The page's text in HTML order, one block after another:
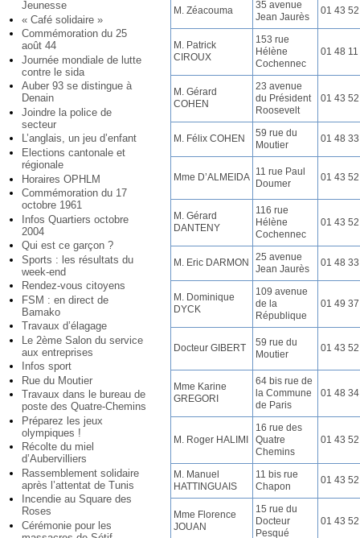
Jeunesse
« Café solidaire »
Commémoration du 25
août 44
Journée mondiale de lutte
contre le sida
Auber 93 se distingue à
Denain
Joindre la police de
secteur
L’anglais, un jeu d’enfant
Elections cantonale et
régionale
Horaires OPHLM
Commémoration du 17
octobre 1961
Infos Quartiers octobre
2004
Qui est ce garçon ?
Sports : les résultats du
week-end
Rendez-vous citoyens
FSM : en direct de
Bamako
Travaux d’élagage
Le 2ème Salon du service
aux entreprises
Infos sport
Rue du Moutier
Travaux dans le bureau de
poste des Quatre-Chemins
Préparez les jeux
olympiques !
Récolte du miel
d’Aubervilliers
Rassemblement solidaire
après l’attentat de Tunis
Incendie au Square des
Roses
Cérémonie pour les
M. Zéacouma
35 avenue
Jean Jaurès
01 43
M. Patrick
CIROUX
153 rue
Hélène
Cochennec
01 48
M. Gérard
COHEN
23 avenue
du Président
Roosevelt
01 43
M. Félix COHEN
59 rue du
Moutier
01 48
Mme D’ALMEIDA 11 rue Paul
Doumer
01 43
M. Gérard
DANTENY
116 rue
Hélène
Cochennec
01 43
M. Eric DARMON
25 avenue
Jean Jaurès
01 48
M. Dominique
DYCK
109 avenue
de la
République
01 49
Docteur GIBERT
59 rue du
Moutier
01 43
Mme Karine
GREGORI
64 bis rue de
la Commune
de Paris
01 48
M. Roger HALIMI
16 rue des
Quatre
Chemins
01 43
M. Manuel
HATTINGUAIS
11 bis rue
Chapon
01 43
Mme Florence
JOUAN
15 rue du
Docteur
Pesqué
01 43